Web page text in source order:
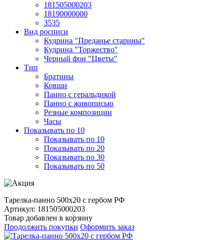
181505000203
18190000000
3535
Вид росписи
Кудрина "Преданье старины"
Кудрина "Торжество"
Черный фон "Цветы"
Тип
Братины
Ковши
Панно с геральдикой
Панно с живописью
Резные композиции
Часы
Показывать по 10
Показывать по 10
Показывать по 20
Показывать по 30
Показывать по 50
Тарелка-панно 500х20 с гербом РФ
Артикул: 181505000203
Товар добавлен в корзину
Продолжить покупки Оформить заказ